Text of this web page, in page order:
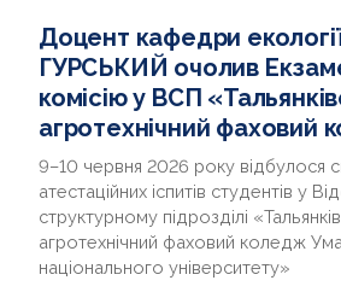
Доцент кафедри екології
ГУРСЬКИЙ очолив
комісію у ВСП
агротехнічний фаховий
9–10 червня 2026 року відбулося
атестаційних іспитів студентів у
структурному підрозділі
агротехнічний фаховий коледж
національного університету»